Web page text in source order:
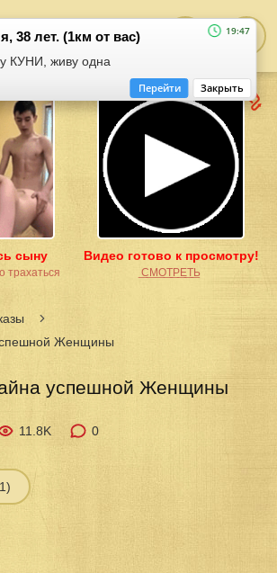
сыну
трахаться
Видео готово к просмотру!
͟С͟М͟О͟Т͟Р͟Е͟Т͟Ь
Женщины
успешной Женщины
11.8K 0
38 лет. (1км от вас)
КУНИ, живу одна
19:47
Закрыть
Перейти